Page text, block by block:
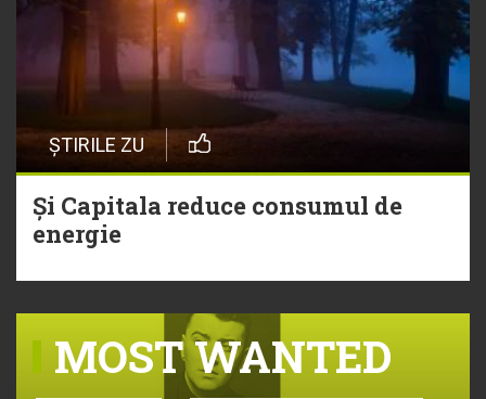
ȘTIRILE ZU
Și Capitala reduce consumul de
energie
MOST WANTED